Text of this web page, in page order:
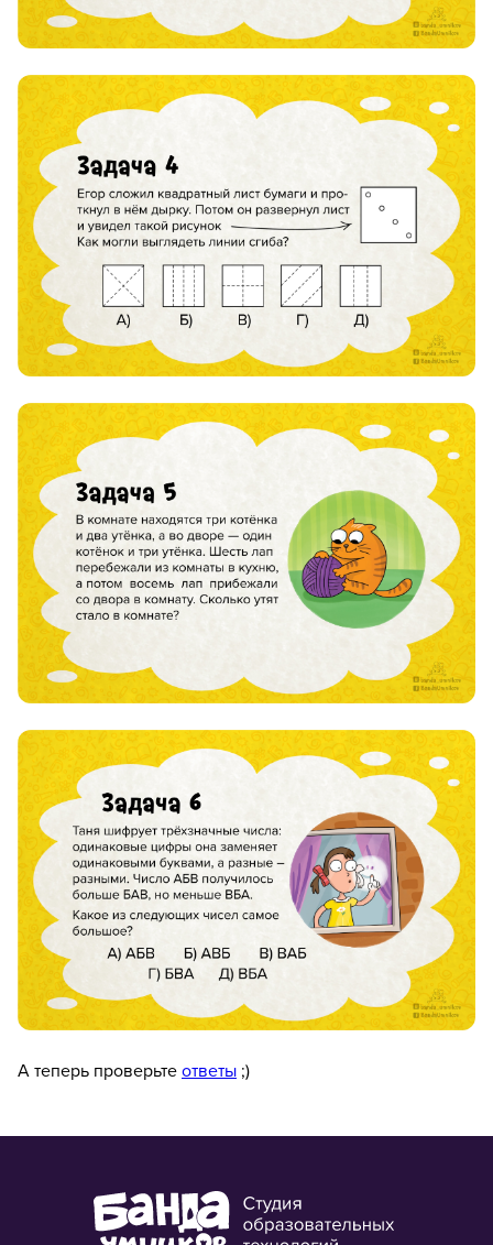
А теперь проверьтеответы ;)
8 800 500-49-66
info@bandaumnikov.ru
2012 — 2026
Подписаться на рассылки